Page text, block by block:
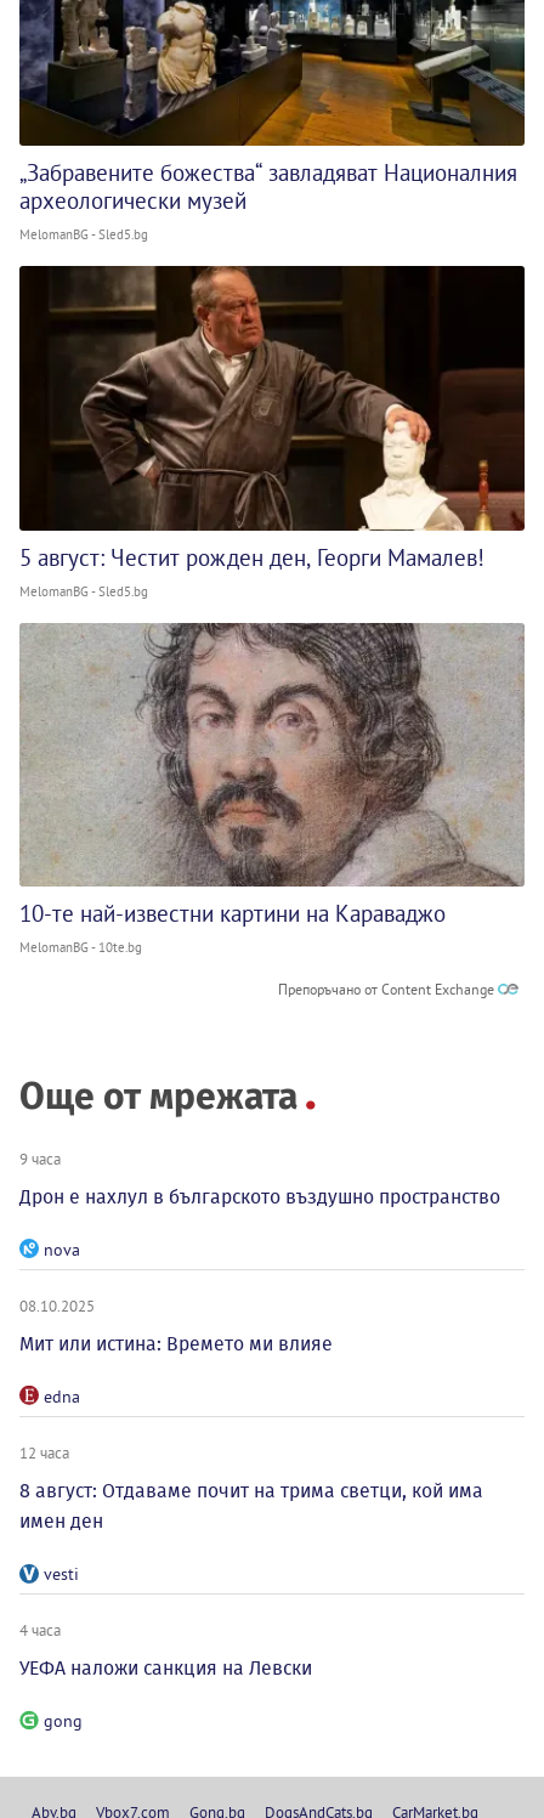
„Забравените божества“ завладяват Националния
археологически музей
MelomanBG - Sled5.bg
5 август: Честит рожден ден, Георги Мамалев!
MelomanBG - Sled5.bg
10-те най-известни картини на Караваджо
MelomanBG - 10te.bg
Препоръчано от Content Exchange
Още от мрежата
9 часа
Дрон е нахлул в българското въздушно пространство
nova
08.10.2025
Мит или истина: Времето ми влияе
edna
12 часа
8 август: Отдаваме почит на трима светци, кой има
имен ден
vesti
4 часа
УЕФА наложи санкция на Левски
gong
Abv.bg Vbox7.com Gong.bg DogsAndCats.bg CarMarket.bg